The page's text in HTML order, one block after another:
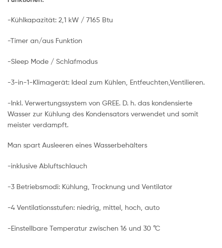
-Kühlkapazität: 2,1 kW / 7165 Btu
-Timer an/aus Funktion
-Sleep Mode / Schlafmodus
-3-in-1-Klimagerät: Ideal zum Kühlen, Entfeuchten,Ventilieren.
-Inkl. Verwertungssystem von GREE. D. h. das kondensierte
Wasser zur Kühlung des Kondensators verwendet und somit
meister verdampft.
Man spart Ausleeren eines Wasserbehälters
-inklusive Abluftschlauch
-3 Betriebsmodi: Kühlung, Trocknung und Ventilator
-4 Ventilationsstufen: niedrig, mittel, hoch, auto
-Einstellbare Temperatur zwischen 16 und 30 °C